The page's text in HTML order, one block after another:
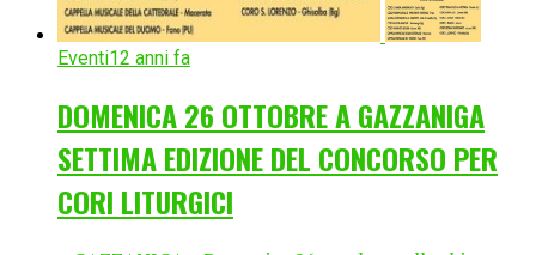
Eventi12 anni fa
DOMENICA 26 OTTOBRE A GAZZANIGA
SETTIMA EDIZIONE DEL CONCORSO PER
CORI LITURGICI